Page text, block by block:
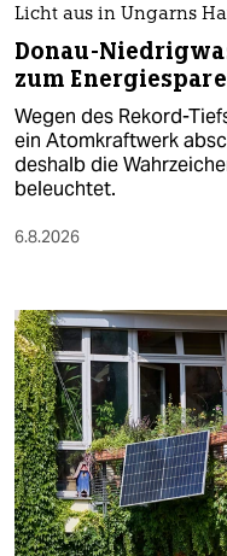
Licht aus in Ungarns
Donau-
zum
Wegen des Rekord-
ein Atomkraftwerk
deshalb die
beleuchtet.
6.8.2026